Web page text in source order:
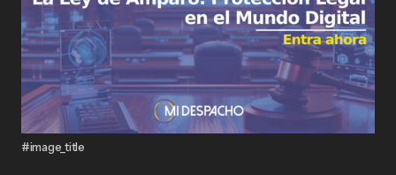
#image_title